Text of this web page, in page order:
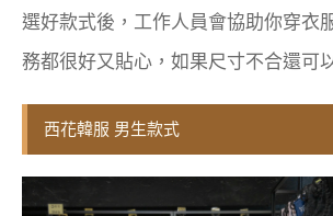
選好款式後，工作人員會協助你穿衣
務都很好又貼心，如果尺寸不合還可
西花韓服 男生款式